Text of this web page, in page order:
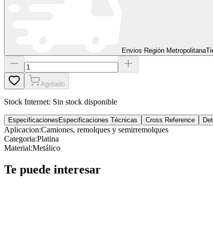
Envios Región Metropolitana
Agotado
Stock Internet: Sin stock disponible
Especificaciones Especificaciones Técnicas Cross Reference
Aplicacion:Camiones, remolques y semirremolques
Categoria:Platina
Material:Metálico
Te puede interesar